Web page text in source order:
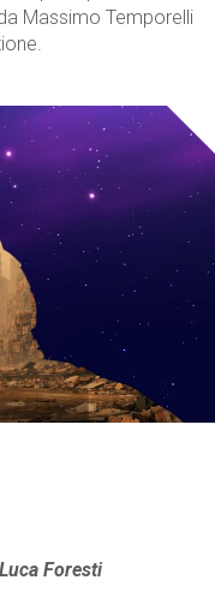
Massimo Temporelli
Luca Foresti